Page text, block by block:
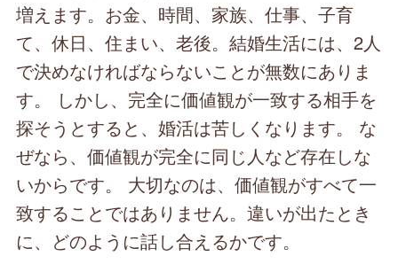
増えます。お金、時間、家族、仕事、子育
て、休日、住まい、老後。結婚生活には、2人
で決めなければならないことが無数にありま
す。 しかし、完全に価値観が一致する相手を
探そうとすると、婚活は苦しくなります。 な
ぜなら、価値観が完全に同じ人など存在しな
いからです。 大切なのは、価値観がすべて一
致することではありません。違いが出たとき
に、どのように話し合えるかです。